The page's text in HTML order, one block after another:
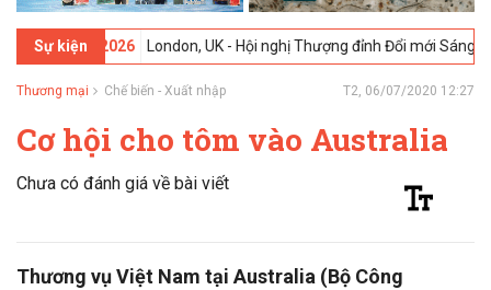
Sự kiện
02-2026 London, UK - Hội nghị Thượng đỉnh Đổi mới Sáng tạo
Thương mại Chế biến - Xuất nhập T2, 06/07/2020 12:27
Cơ hội cho tôm vào Australia
Chưa có đánh giá về bài viết
Thương vụ Việt Nam tại Australia (Bộ Công